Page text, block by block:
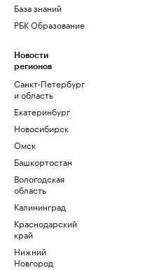
База знаний
РБК Образование
Новости
регионов
Санкт-Петербург
и область
Екатеринбург
Новосибирск
Омск
Башкортостан
Вологодская
область
Калининград
Краснодарский
край
Нижний
Новгород